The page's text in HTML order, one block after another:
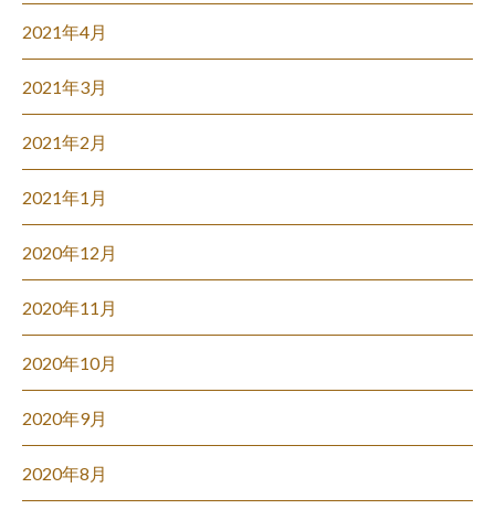
2021年4月
2021年3月
2021年2月
2021年1月
2020年12月
2020年11月
2020年10月
2020年9月
2020年8月